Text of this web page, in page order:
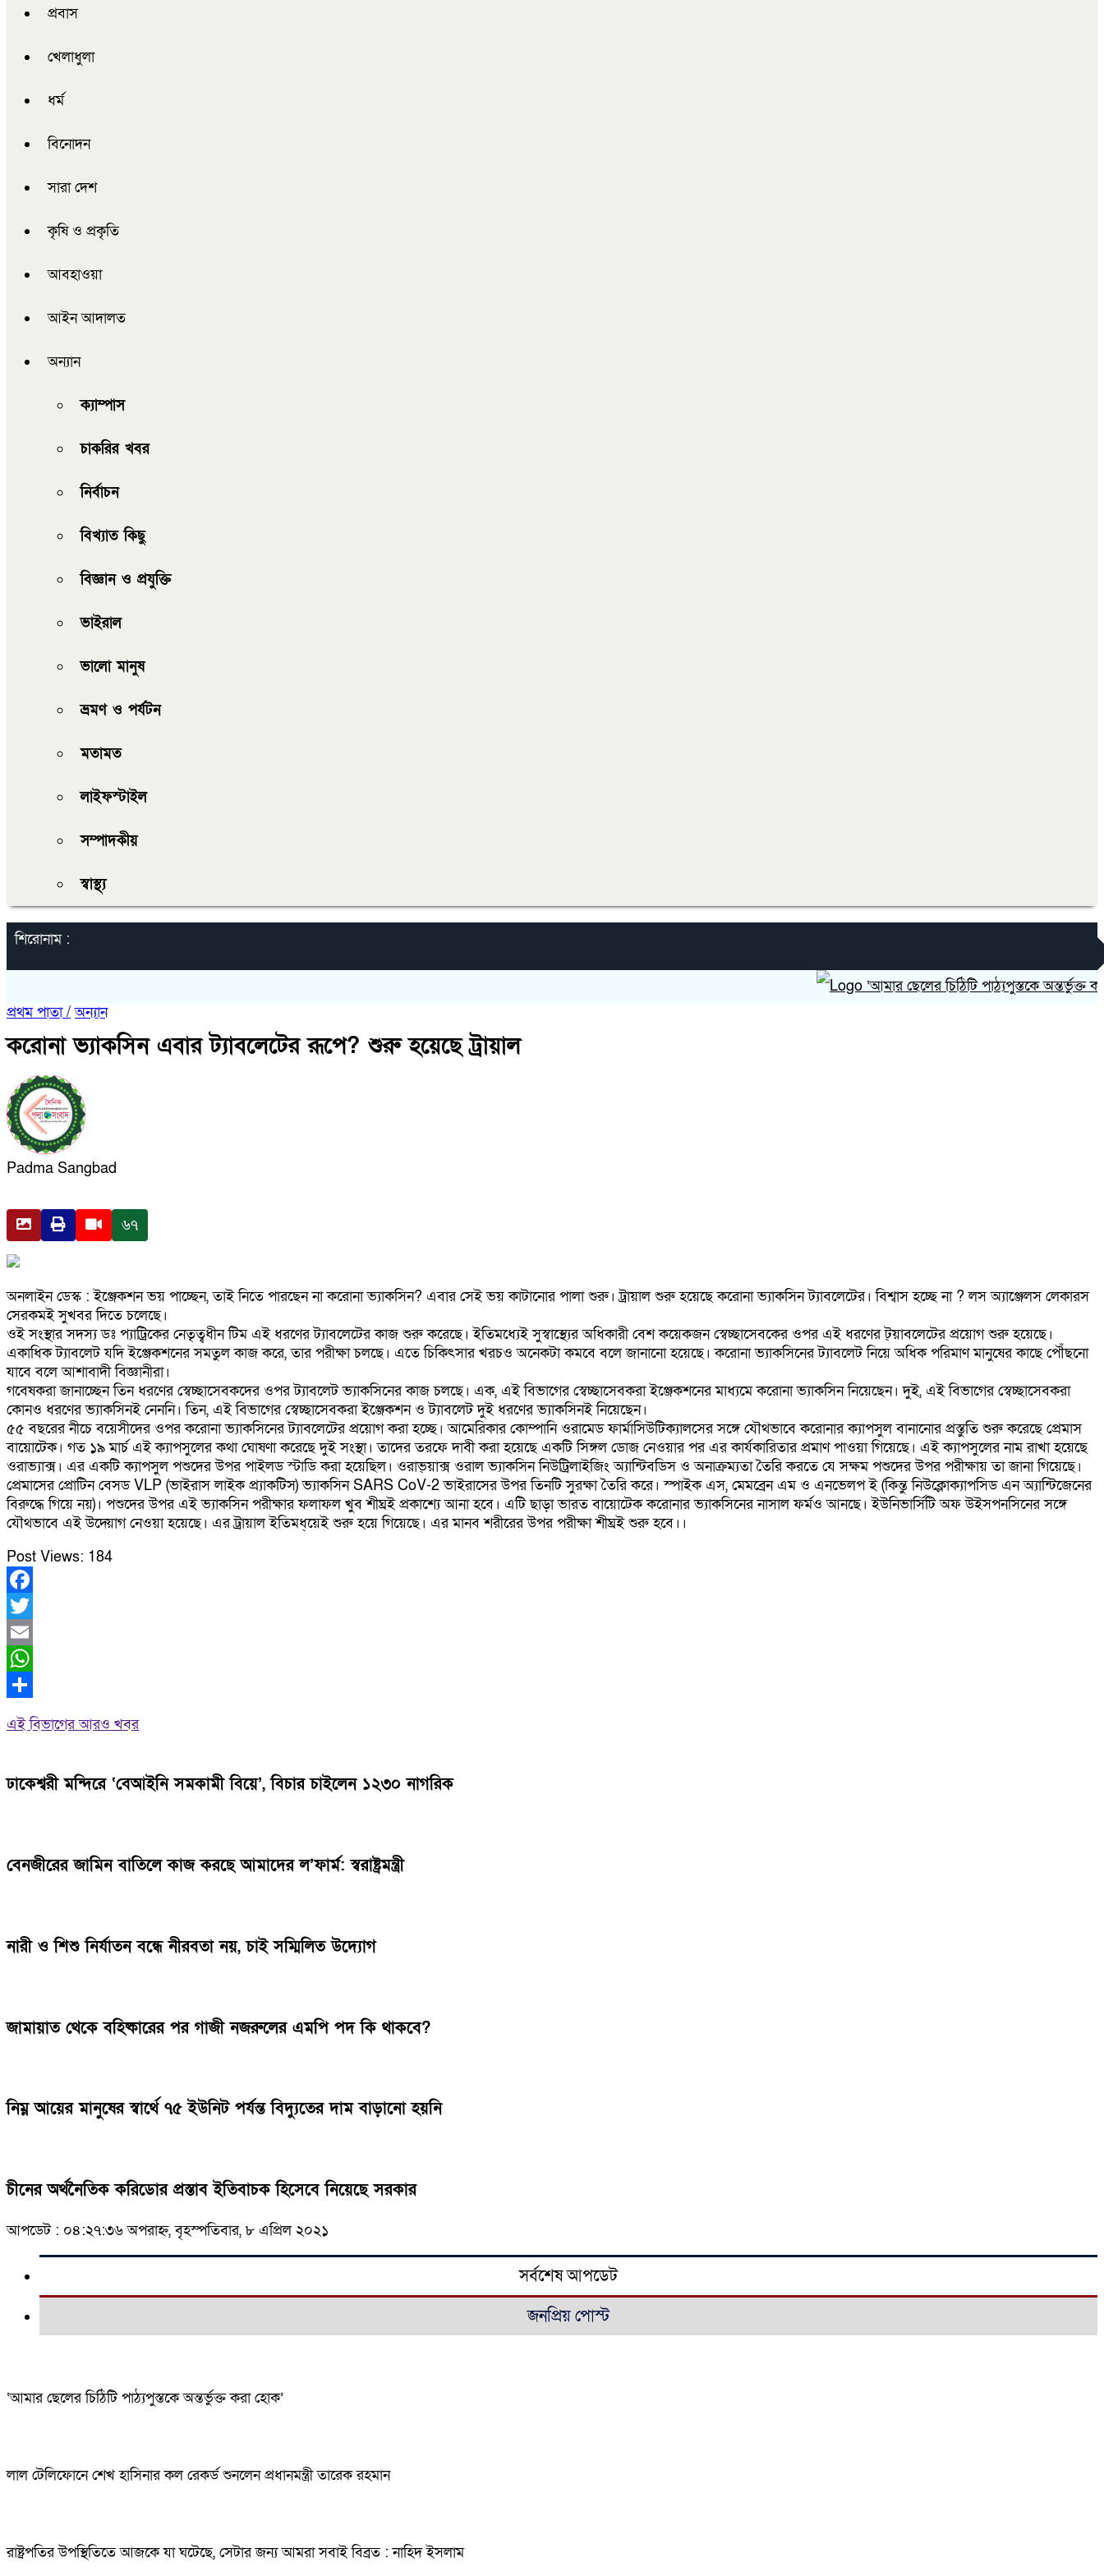
প্রবাস
খেলাধুলা
ধর্ম
বিনোদন
সারা দেশ
কৃষি ও প্রকৃতি
আবহাওয়া
আইন আদালত
অন্যান
ক্যাম্পাস
চাকরির খবর
নির্বাচন
বিখ্যাত কিছু
বিজ্ঞান ও প্রযুক্তি
ভাইরাল
ভালো মানুষ
ভ্রমণ ও পর্যটন
মতামত
লাইফস্টাইল
সম্পাদকীয়
স্বাস্থ্য
শিরোনাম :
‘আমার ছেলের চিঠিটি পাঠ্যপুস্তকে অন্তর্ভুক্ত করা হোক’
প্রথম পাতা / অন্যান
করোনা ভ্যাকসিন এবার ট্যাবলেটের রূপে? শুরু হয়েছে ট্রায়াল
Padma Sangbad
৬৭
অনলাইন ডেস্ক : ইঞ্জেকশন ভয় পাচ্ছেন, তাই নিতে পারছেন না করোনা ভ্যাকসিন? এবার সেই ভয় কাটানোর পালা শুরু। ট্রায়াল শুরু হয়েছে করোনা ভ্যাকসিন ট্যাবলেটের। বিশ্বাস হচ্ছে না ? লস অ্যাঞ্জেলস লেকারস
সেরকমই সুখবর দিতে চলেছে।
ওই সংস্থার সদস্য ডঃ প্যাট্রিকের নেতৃত্বধীন টিম এই ধরণের ট্যাবলেটের কাজ শুরু করেছে। ইতিমধ্যেই সুস্বাস্থ্যের অধিকারী বেশ কয়েকজন স্বেচ্ছাসেবকের ওপর এই ধরণের ট্য়াবলেটের প্রয়োগ শুরু হয়েছে।
একাধিক ট্যাবলেট যদি ইঞ্জেকশনের সমতুল কাজ করে, তার পরীক্ষা চলছে। এতে চিকিৎসার খরচও অনেকটা কমবে বলে জানানো হয়েছে। করোনা ভ্যাকসিনের ট্যাবলেট নিয়ে অধিক পরিমাণ মানুষের কাছে পৌঁছনো
যাবে বলে আশাবাদী বিজ্ঞানীরা।
গবেষকরা জানাচ্ছেন তিন ধরণের স্বেচ্ছাসেবকদের ওপর ট্যাবলেট ভ্যাকসিনের কাজ চলছে। এক, এই বিভাগের স্বেচ্ছাসেবকরা ইঞ্জেকশনের মাধ্যমে করোনা ভ্যাকসিন নিয়েছেন। দুই, এই বিভাগের স্বেচ্ছাসেবকরা
কোনও ধরণের ভ্যাকসিনই নেননি। তিন, এই বিভাগের স্বেচ্ছাসেবকরা ইঞ্জেকশন ও ট্যাবলেট দুই ধরণের ভ্যাকসিনই নিয়েছেন।
৫৫ বছরের নীচে বয়েসীদের ওপর করোনা ভ্যাকসিনের ট্যাবলেটের প্রয়োগ করা হচ্ছে। আমেরিকার কোম্পানি ওরামেড ফার্মাসিউটিক্যালসের সঙ্গে যৌথভাবে করোনার ক্যাপসুল বানানোর প্রস্তুতি শুরু করেছে প্রেমাস
বায়োটেক। গত ১৯ মার্চ এই ক্যাপসুলের কথা ঘোষণা করেছে দুই সংস্থা। তাদের তরফে দাবী করা হয়েছে একটি সিঙ্গল ডোজ নেওয়ার পর এর কার্যকারিতার প্রমাণ পাওয়া গিয়েছে। এই ক্যাপসুলের নাম রাখা হয়েছে
ওরাভ্যাক্স। এর একটি ক্যাপসুল পশুদের উপর পাইলড স্টাডি করা হয়েছিল। ওরাভ্য়াক্স ওরাল ভ্যাকসিন নিউট্রিলাইজিং অ্যান্টিবডিস ও অনাক্রম্যতা তৈরি করতে যে সক্ষম পশুদের উপর পরীক্ষায় তা জানা গিয়েছে।
প্রেমাসের প্রোটিন বেসড VLP (ভাইরাস লাইক প্র্যাকটিস) ভ্যাকসিন SARS CoV-2 ভাইরাসের উপর তিনটি সুরক্ষা তৈরি করে। স্পাইক এস, মেমব্রেন এম ও এনভেলপ ই (কিন্তু নিউক্লোক্যাপসিড এন অ্যান্টিজেনের
বিরুদ্ধে গিয়ে নয়)। পশুদের উপর এই ভ্যাকসিন পরীক্ষার ফলাফল খুব শীঘ্রই প্রকাশ্যে আনা হবে। এটি ছাড়া ভারত বায়োটেক করোনার ভ্যাকসিনের নাসাল ফর্মও আনছে। ইউনিভার্সিটি অফ উইসপনসিনের সঙ্গে
যৌথভাবে এই উদ্য়োগ নেওয়া হয়েছে। এর ট্রায়াল ইতিমধ্য়েই শুরু হয়ে গিয়েছে। এর মানব শরীরের উপর পরীক্ষা শীঘ্রই শুরু হবে।।
Post Views: 184
Facebook
Twitter
Email
WhatsApp
এই বিভাগের আরও খবর
ঢাকেশ্বরী মন্দিরে ‘বেআইনি সমকামী বিয়ে’, বিচার চাইলেন ১২৩০ নাগরিক
বেনজীরের জামিন বাতিলে কাজ করছে আমাদের ল’ফার্ম: স্বরাষ্ট্রমন্ত্রী
নারী ও শিশু নির্যাতন বন্ধে নীরবতা নয়, চাই সম্মিলিত উদ্যোগ
জামায়াত থেকে বহিষ্কারের পর গাজী নজরুলের এমপি পদ কি থাকবে?
নিম্ন আয়ের মানুষের স্বার্থে ৭৫ ইউনিট পর্যন্ত বিদ্যুতের দাম বাড়ানো হয়নি
চীনের অর্থনৈতিক করিডোর প্রস্তাব ইতিবাচক হিসেবে নিয়েছে সরকার
আপডেট : ০৪:২৭:৩৬ অপরাহ্ন, বৃহস্পতিবার, ৮ এপ্রিল ২০২১
সর্বশেষ আপডেট
জনপ্রিয় পোস্ট
‘আমার ছেলের চিঠিটি পাঠ্যপুস্তকে অন্তর্ভুক্ত করা হোক’
লাল টেলিফোনে শেখ হাসিনার কল রেকর্ড শুনলেন প্রধানমন্ত্রী তারেক রহমান
রাষ্ট্রপতির উপস্থিতিতে আজকে যা ঘটেছে, সেটার জন্য আমরা সবাই বিব্রত : নাহিদ ইসলাম